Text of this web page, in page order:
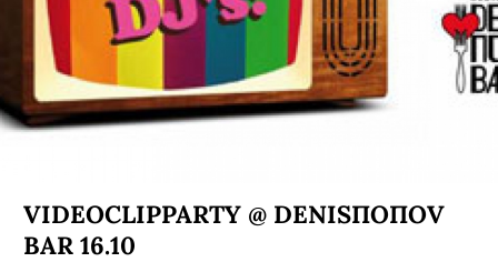
VIDEOCLIPPARTY @ DENISПОПОV
BAR 16.10